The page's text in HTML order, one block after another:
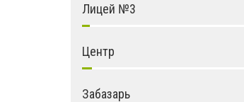
Лицей №3
Центр
Забазарь